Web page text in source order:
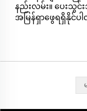
နည်းလမ်း။ ပေးသွ
အမြန်ရှာဖွေရရှိနိုင်ပ